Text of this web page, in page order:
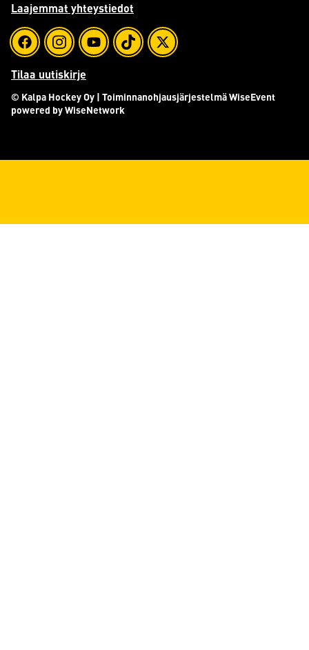
Laajemmat yhteystiedot
Tilaa uutiskirje
© Kalpa Hockey Oy | ToiminnanohjausjärjestelmäWiseEvent
powered byWiseNetwork